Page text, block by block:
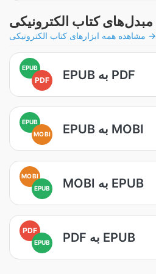
مبدل‌های کتاب الکترونیکی
مشاهده همه ابزارهای کتاب الکترونیکی →
EPUB
PDF EPUB به PDF
EPUB
MOBI
EPUB به MOBI
MOBI
EPUB
MOBI به EPUB
PDF
EPUB PDF به EPUB